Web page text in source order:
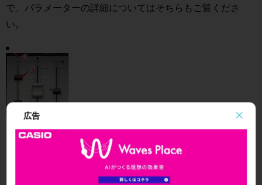
広告
で、パラメーターの詳細についてはそちらもご覧くださ
い。
Waves Vocal Rider ボーカル音量コントロール
Waves Vocal Riderは、ボーカルトラックの音量を自動で
調整するプラグインです。従来のオートメーション作業
に費やされていた膨大な時間と労力を削減しながら、ボ
ーカルの音量